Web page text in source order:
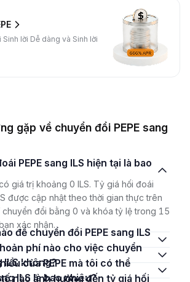
lời Dễ dàng và Sinh lời
gặp về chuyển đổi PEPE sang
giá trị khoảng 0 ILS. Tỷ giá hối đoái
được cập nhật theo thời gian thực trên
chuyển đổi bằng 0 và khóa tỷ lệ trong 15
xác nhận.
ILS không?
ILS là bao nhiêu?